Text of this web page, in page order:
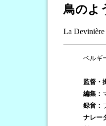
鳥のよ
La Devinière
ベルギ
監督・
編集：
録音：
ナレー